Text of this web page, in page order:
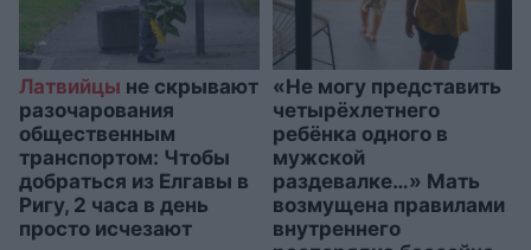
Латвийцы не скрывают
разочарования
общественным
транспортом: Чтобы
добраться из Елгавы в
Ригу, 2 часа в день
просто исчезают
«Не могу представить
четырёхлетнего
ребёнка одного в
мужской
раздевалке…» Мать
возмущена правилами
внутреннего